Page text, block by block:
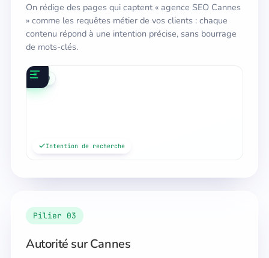
On rédige des pages qui captent « agence SEO Cannes
» comme les requêtes métier de vos clients : chaque
contenu répond à une intention précise, sans bourrage
de mots-clés.
SEO
local
Intention de recherche
Pilier 03
Autorité sur Cannes